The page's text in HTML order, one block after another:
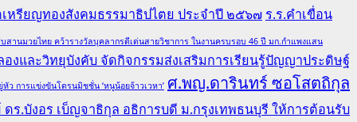
หรียญทองสังคมธรรมาธิปไตย ประจำปี ๒๕๖๗ ร.ร.คำเขื่อน
สานมวยไทย คว้ารางวัลบุคลากรดีเด่นสายวิชาการ ในงานครบรอบ 46 ปี มก.กำแพงแสน
งและวิทยุบังคับ จัดกิจกรรมส่งเสริมการเรียนรู้ปัญญาประดิษฐ์
ว การแข่งขันโดรนมิชชั่น ‘หนูน้อยจ้าวเวหา’ ศ.พญ.ดารินทร์ ซอโสตถิกุล
ดร.บังอร เบ็ญจาธิกุล อธิการบดี ม.กรุงเทพธนบุรี ให้การต้อนรับ